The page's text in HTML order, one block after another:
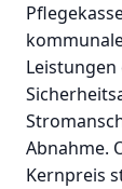
Leistungen
Abnahme.
Kernpreis